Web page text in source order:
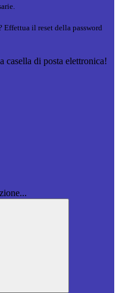
Effettua il reset della password
casella di posta elettronica!